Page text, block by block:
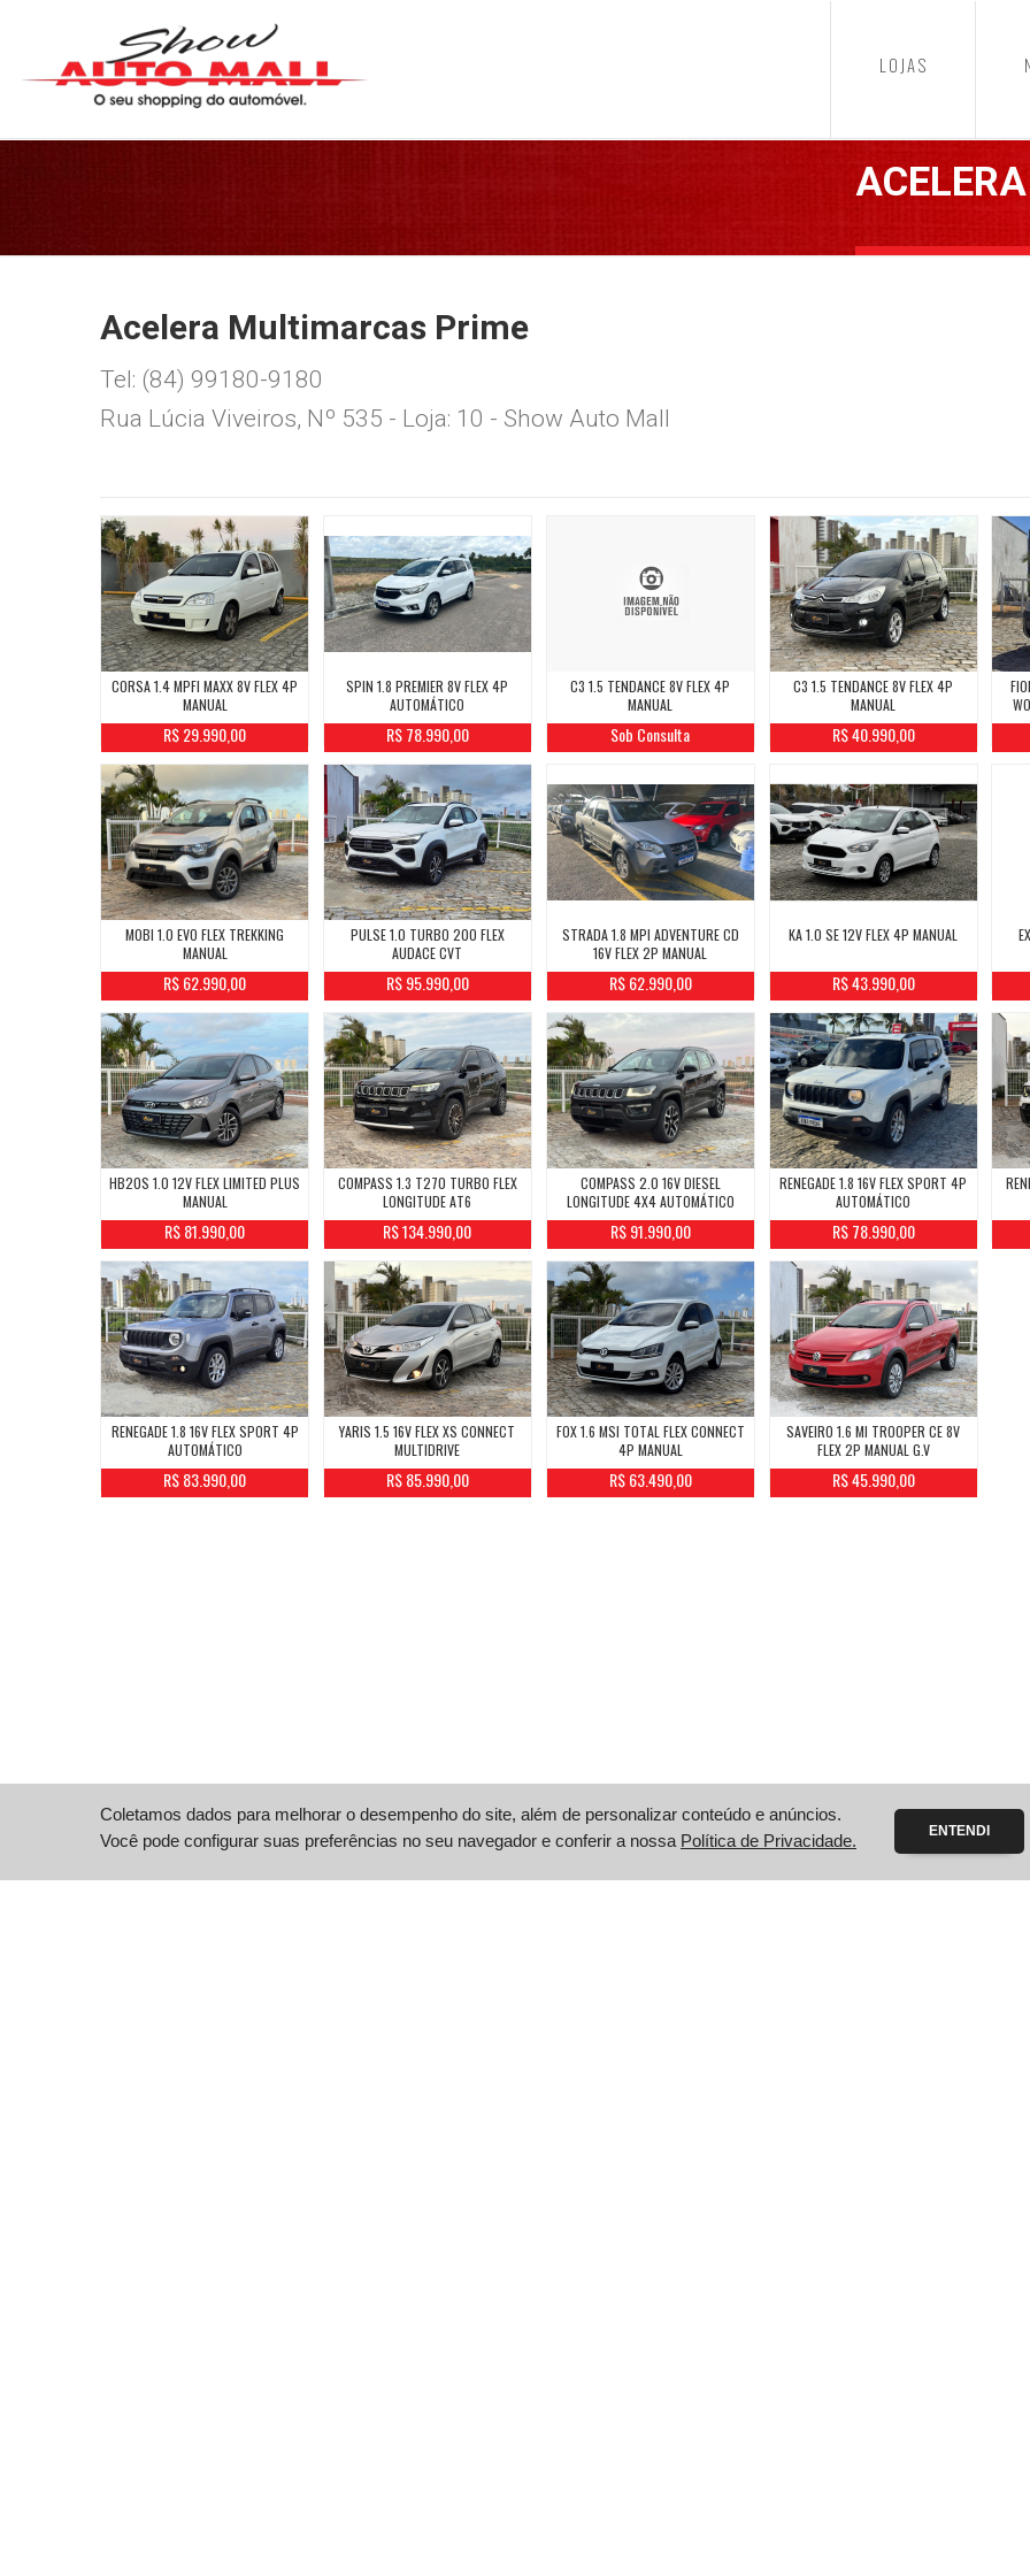
LOJAS
Acelera Multimarcas Prime
Tel: (84) 99180-9180
Rua Lúcia Viveiros, Nº 535 - Loja: 10 - Show Auto Mall
CORSA 1.4 MPFI MAXX 8V FLEX 4P
MANUAL
R$ 29.990,00
SPIN 1.8 PREMIER 8V FLEX 4P
AUTOMÁTICO
R$ 78.990,00
C3 1.5 TENDANCE 8V FLEX 4P
MANUAL
Sob Consulta
C3 1.5 TENDANCE 8V FLEX 4P
MANUAL
R$ 40.990,00
MOBI 1.0 EVO FLEX TREKKING
MANUAL
R$ 62.990,00
PULSE 1.0 TURBO 200 FLEX
AUDACE CVT
R$ 95.990,00
STRADA 1.8 MPI ADVENTURE CD
16V FLEX 2P MANUAL
R$ 62.990,00
KA 1.0 SE 12V FLEX 4P MANUAL
R$ 43.990,00
HB20S 1.0 12V FLEX LIMITED PLUS
MANUAL
R$ 81.990,00
COMPASS 1.3 T270 TURBO FLEX
LONGITUDE AT6
R$ 134.990,00
COMPASS 2.0 16V DIESEL
LONGITUDE 4X4 AUTOMÁTICO
R$ 91.990,00
RENEGADE 1.8 16V FLEX SPORT 4P
AUTOMÁTICO
R$ 78.990,00
RENEGADE 1.8 16V FLEX SPORT 4P
AUTOMÁTICO
R$ 83.990,00
YARIS 1.5 16V FLEX XS CONNECT
MULTIDRIVE
R$ 85.990,00
FOX 1.6 MSI TOTAL FLEX CONNECT
4P MANUAL
R$ 63.490,00
SAVEIRO 1.6 MI TROOPER CE 8V
FLEX 2P MANUAL G.V
R$ 45.990,00
Coletamos dados para melhorar o desempenho do site, além de personalizar conteúdo e anúncios.
Você pode configurar suas preferências no seu navegador e conferir a nossa Política de Privacidade. ENTENDI